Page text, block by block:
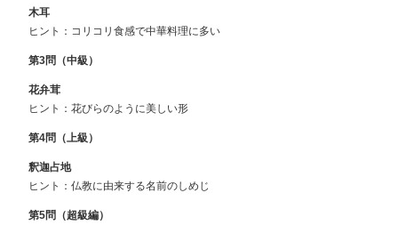
木耳
ヒント：コリコリ食感で中華料理に多い
第3問（中級）
花弁茸
ヒント：花びらのように美しい形
第4問（上級）
釈迦占地
ヒント：仏教に由来する名前のしめじ
第5問（超級編）